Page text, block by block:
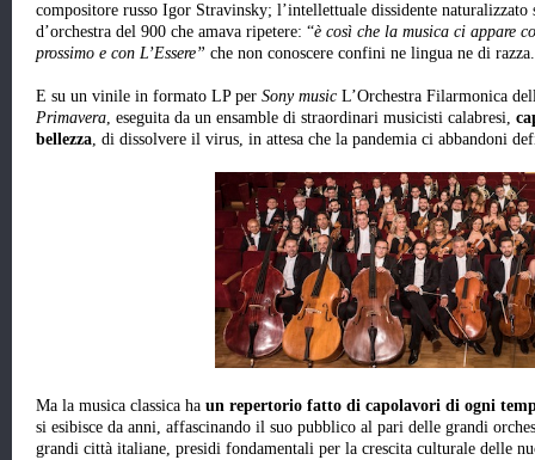
compositore russo Igor Stravinsky; l’intellettuale dissidente
d’orchestra del 900 che amava ripetere: “è così che la musica ci appare
prossimo e con L’Essere” che non conoscere confini ne lingua ne di razza.
E su un vinile in formato LP per Sony music L’Orchestra Filarmonica
Primavera, eseguita da un ensamble di straordinari musicisti calabresi,
bellezza, di dissolvere il virus, in attesa che la pandemia ci abbandoni
Ma la musica classica ha un repertorio fatto di capolavori di ogni
si esibisce da anni, affascinando il suo pubblico al pari delle grandi
grandi città italiane, presidi fondamentali per la crescita culturale delle